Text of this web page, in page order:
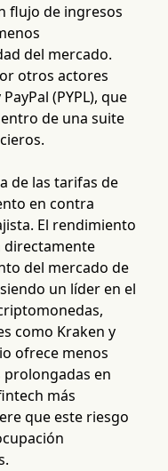
flujo de ingresos
del mercado.
otros actores
(PYPL), que
de una suite
de las tarifas de
en contra
El rendimiento
directamente
del mercado de
un líder en el
como Kraken y
ofrece menos
en
más
que este riesgo